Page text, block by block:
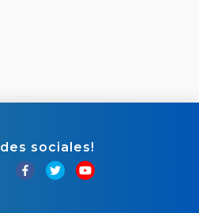
sociales!